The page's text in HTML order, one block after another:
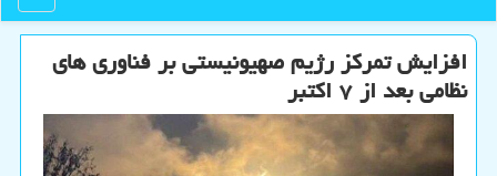
افزایش تمرکز رژیم صهیونیستی بر فناوری های
نظامی بعد از ۷ اکتبر